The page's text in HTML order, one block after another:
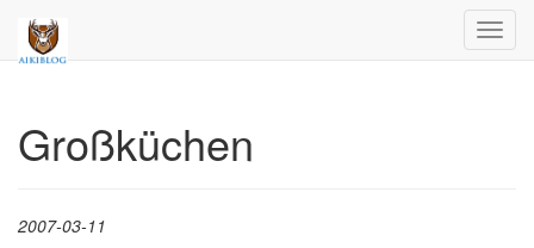
Großküchen
2007-03-11